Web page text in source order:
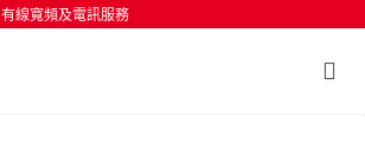
有線寬頻及電訊服務